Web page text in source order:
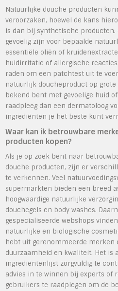
Natuurlijke douche producten
veroorzaken, hoewel de kans
is dan bij synthetische
gevoelig zijn voor bepaalde
essentiële oliën of
huidirritatie of allergische
raden om een patchtest uit te
natuurlijk doucheproduct op
bekend bent met gevoelige huid
raadpleeg dan een dermatoloog
ingrediënten je het beste kunt
Waar kan ik betrouwbare
producten kopen?
Als je op zoek bent naar
douche producten, zijn er
te verkennen. Veel
supermarkten bieden een breed
hoogwaardige natuurlijke
douchegels en body washes.
gespecialiseerde webshops
natuurlijke en biologische
hebt uit gerenommeerde merken
duurzaamheid en kwaliteit. Het is
ingrediëntenlijst zorgvuldig te
advies in te winnen bij experts of
gebruikers te raadplegen om de